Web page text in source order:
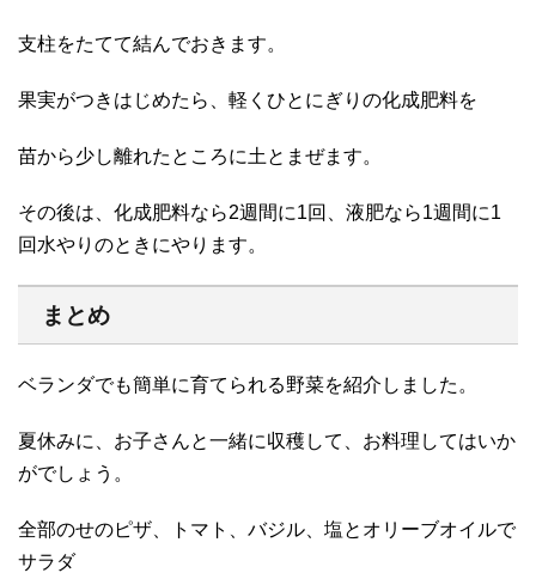
支柱をたてて結んでおきます。
果実がつきはじめたら、軽くひとにぎりの化成肥料を
苗から少し離れたところに土とまぜます。
その後は、化成肥料なら2週間に1回、液肥なら1週間に1
回水やりのときにやります。
まとめ
ベランダでも簡単に育てられる野菜を紹介しました。
夏休みに、お子さんと一緒に収穫して、お料理してはいか
がでしょう。
全部のせのピザ、トマト、バジル、塩とオリーブオイルで
サラダ